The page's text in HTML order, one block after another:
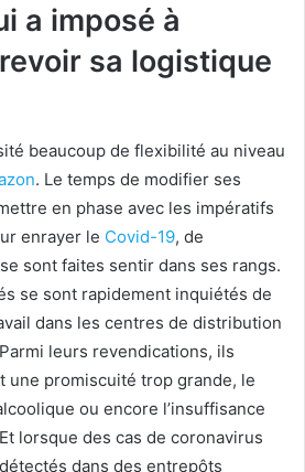
a imposé à
sa logistique
beaucoup de flexibilité au niveau
. Le temps de modifier ses
en phase avec les impératifs
enrayer le Covid-19, de
sont faites sentir dans ses rangs.
se sont rapidement inquiétés de
dans les centres de distribution
leurs revendications, ils
une promiscuité trop grande, le
ou encore l’insuffisance
lorsque des cas de coronavirus
dans des entrepôts